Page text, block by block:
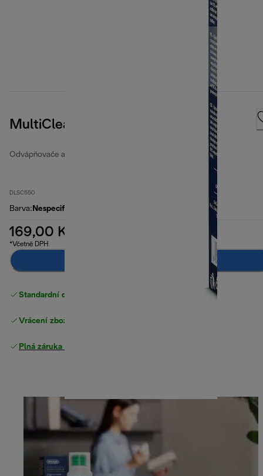
MultiClean
Odvápňovače a vodní filtry
DLSC550
Barva: Nespecifikované
169,00 Kč
*Včetně DPH
Standardní doručení zdarma
Vrácení zboží zdarma
Plná záruka výrobce